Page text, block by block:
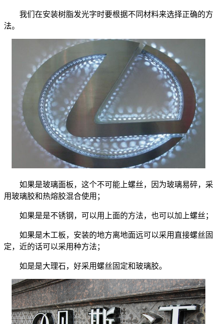
我们在安装树脂发光字时要根据不同材料来选择正确的方
法。
如果是玻璃面板，这个不可能上螺丝，因为玻璃易碎，采
用玻璃胶和热熔胶混合使用；
如果是是不锈钢，可以用上面的方法，也可以加上螺丝；
如果是木工板，安装的地方离地面远可以采用直接螺丝固
定，近的话可以采用种方法；
如是是大理石，好采用螺丝固定和玻璃胶。